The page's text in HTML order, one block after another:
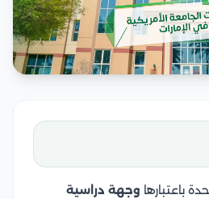
باعتبارها وجهة دراسية